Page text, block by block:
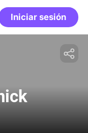
Iniciar sesión